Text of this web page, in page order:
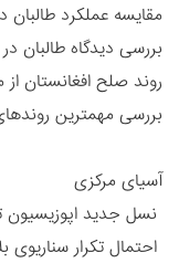
مقایسه عملکرد طالبان در
بررسی دیدگاه طالبان
روند صلح افغانستان از
بررسی مهمترین
آسیای مرکزی
نسل جدید اپوزیسیون
احتمال تکرار